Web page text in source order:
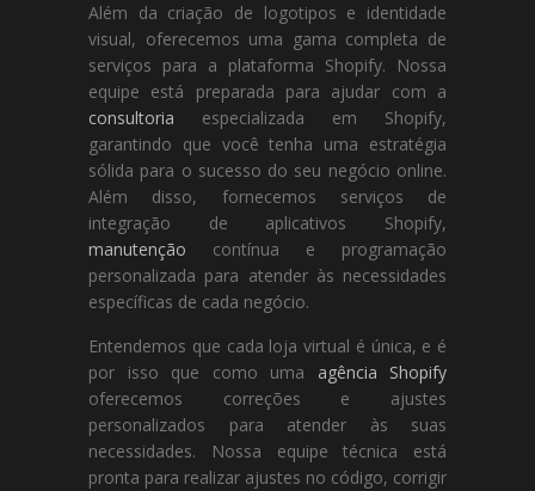
Além da criação de logotipos e identidade
visual, oferecemos uma gama completa de
serviços para a plataforma Shopify. Nossa
equipe está preparada para ajudar com a
consultoria especializada em Shopify,
garantindo que você tenha uma estratégia
sólida para o sucesso do seu negócio online.
Além disso, fornecemos serviços de
integração de aplicativos Shopify,
manutenção contínua e programação
personalizada para atender às necessidades
específicas de cada negócio.
Entendemos que cada loja virtual é única, e é
por isso que como uma agência Shopify
oferecemos correções e ajustes
personalizados para atender às suas
necessidades. Nossa equipe técnica está
pronta para realizar ajustes no código, corrigir